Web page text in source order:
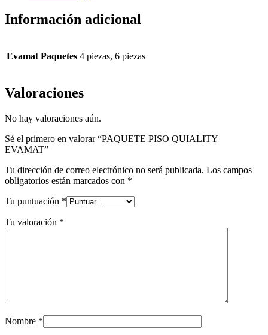
Información adicional
Evamat Paquetes 4 piezas, 6 piezas
Valoraciones
No hay valoraciones aún.
Sé el primero en valorar “PAQUETE PISO QUIALITY
EVAMAT”
Tu dirección de correo electrónico no será publicada. Los campos
obligatorios están marcados con *
Tu puntuación *
Tu valoración *
Nombre *